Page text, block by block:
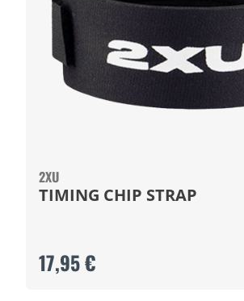
2XU
TIMING CHIP STRAP
17,95 €